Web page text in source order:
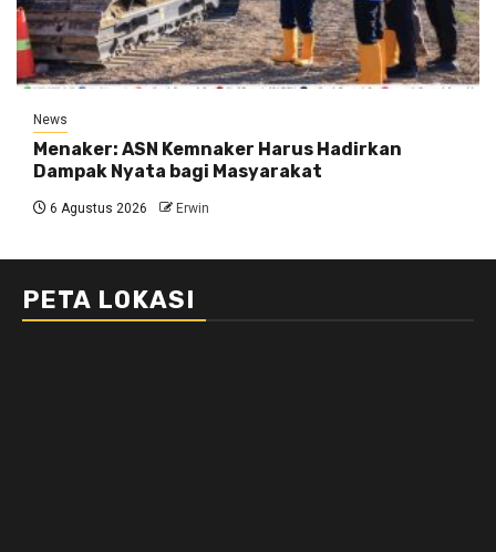
News
Menaker: ASN Kemnaker Harus Hadirkan
Dampak Nyata bagi Masyarakat
6 Agustus 2026 Erwin
PETA LOKASI